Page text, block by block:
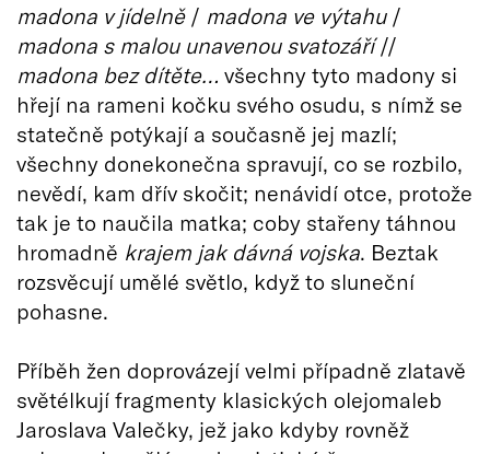
madona v jídelně / madona ve výtahu /
madona s malou unavenou svatozáří//
madona bez dítěte… všechny tyto madony si
hřejí na rameni kočku svého osudu, s nímž se
statečně potýkají a současně jej mazlí;
všechny donekonečna spravují, co se rozbilo,
nevědí, kam dřív skočit; nenávidí otce, protože
tak je to naučila matka; coby stařeny táhnou
hromadně krajem jak dávná vojska. Beztak
rozsvěcují umělé světlo, když to sluneční
pohasne.
Příběh žen doprovázejí velmi případně zlatavě
světélkují fragmenty klasických olejomaleb
Jaroslava Valečky, jež jako kdyby rovněž